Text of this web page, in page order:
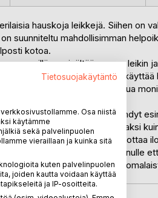
hauskoja leikkejä. Siihen on
suunniteltu mahdollisimman
kotoa.
sillä se sisältää monen leikin
puuhaa ja leikkiä, voit
sinulle mahdollisuuden tutustua
hyödyllinen harrastus. Itse tehdyt
huomattavasti halvemmaksi
pieni puuhatyö; se tuottaa
tämän kirjan kirjoittamista sinulle
kulun mukaan. Hyvää
Tietosuojakäytäntö
Osa niistä
käytämme
sekä palvelinpuolen
vieraillaan ja kuinka sitä
kuten palvelinpuolen
joiden kautta voidaan käyttää
ja IP-osoitteita.